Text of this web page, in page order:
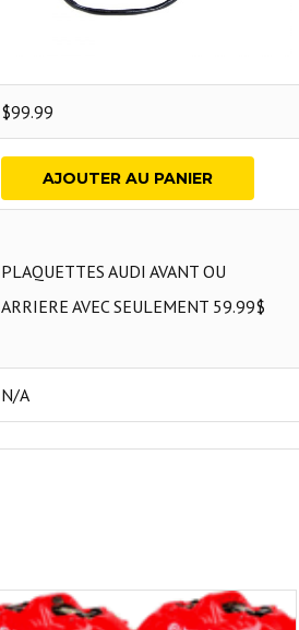
$99.99
AJOUTER AU PANIER
PLAQUETTES AUDI AVANT OU
ARRIERE AVEC SEULEMENT 59.99$
N/A